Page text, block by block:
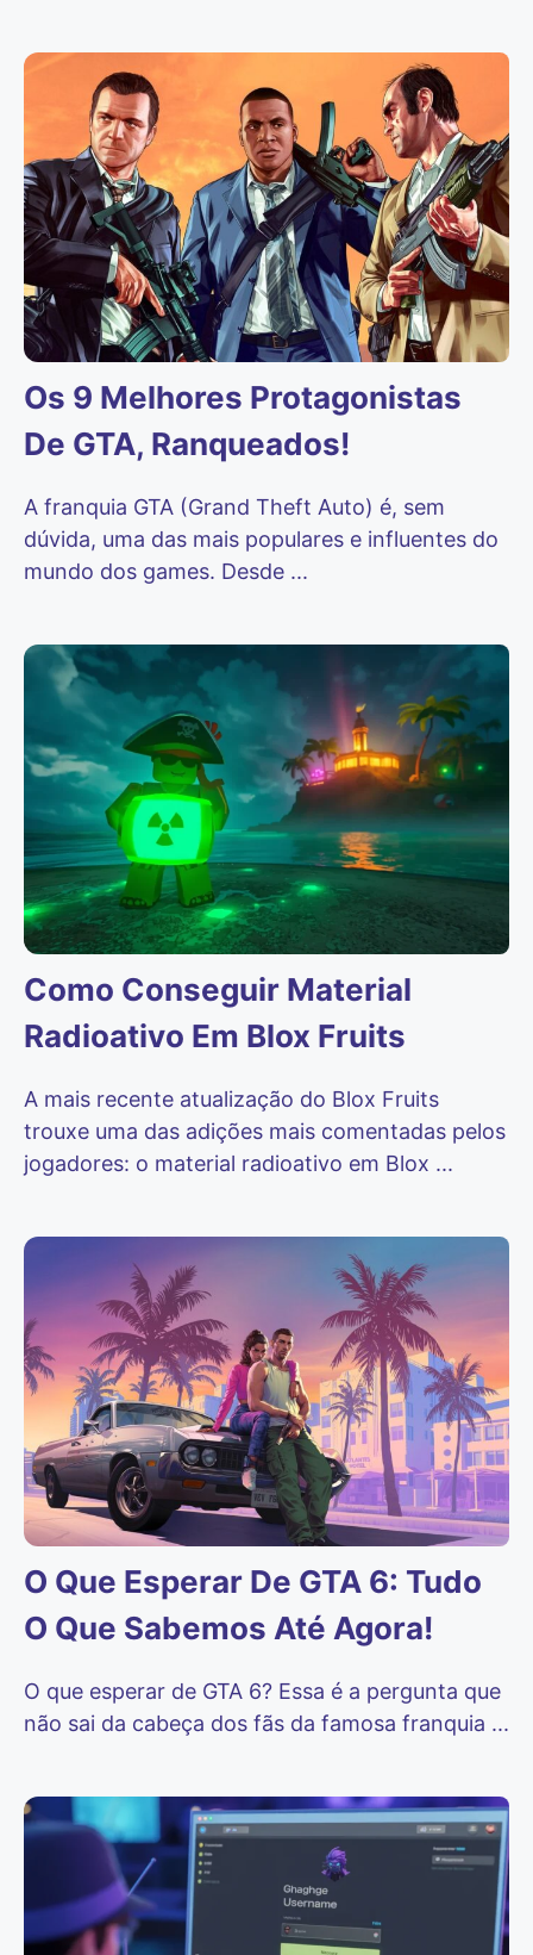
Os 9 Melhores Protagonistas
De GTA, Ranqueados!
A franquia GTA (Grand Theft Auto) é, sem
dúvida, uma das mais populares e influentes do
mundo dos games. Desde ...
Como Conseguir Material
Radioativo Em Blox Fruits
A mais recente atualização do Blox Fruits
trouxe uma das adições mais comentadas pelos
jogadores: o material radioativo em Blox ...
O Que Esperar De GTA 6: Tudo
O Que Sabemos Até Agora!
O que esperar de GTA 6? Essa é a pergunta que
não sai da cabeça dos fãs da famosa franquia ...